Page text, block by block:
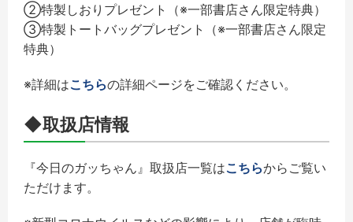
②特製しおりプレゼント（※一部書店さん限定特典）
③特製トートバッグプレゼント（※一部書店さん限定
特典）
※詳細はこちらの詳細ページをご確認ください。
◆取扱店情報
『今日のガッちゃん』取扱店一覧はこちらからご覧い
ただけます。